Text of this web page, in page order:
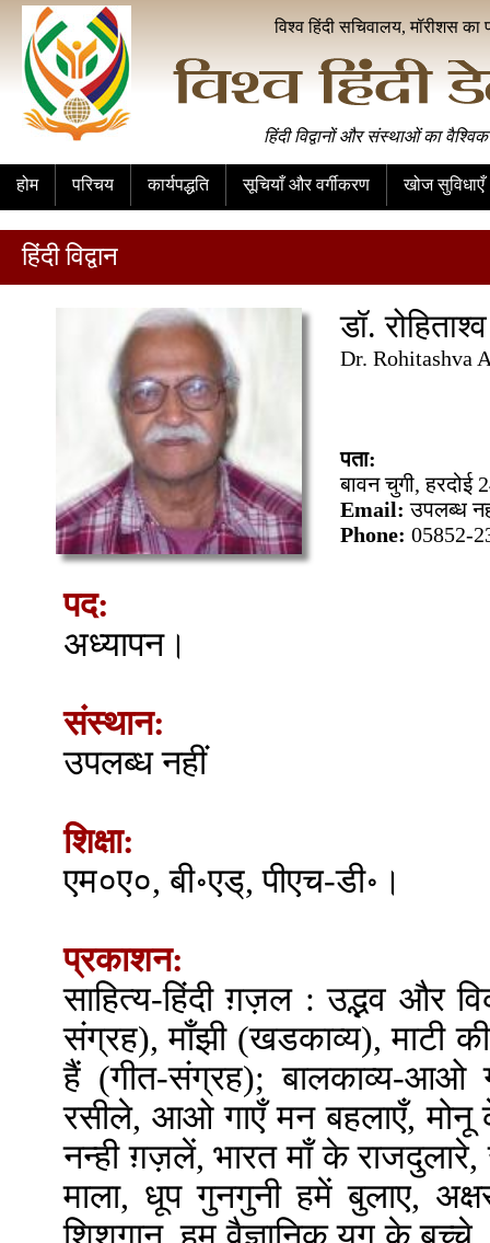
विश्व हिंदी सचिवालय, मॉरीशस का
हिंदी विद्वानों और संस्थाओं का
होम परिचय कार्यपद्धति सूचियाँ और वर्गीकरण खोज सुविधाएँ
हिंदी विद्वान
डॉ.
Dr. Rohitashva
पता:
बावन चुगी,
Email:उपलब्ध
Phone: 05852-
पद:
अध्यापन।
संस्थान:
उपलब्ध नहीं
शिक्षा:
एम०ए०, बी॰एड्, पीएच-डी॰।
प्रकाशन:
साहित्य-हिंदी ग़ज़ल : उद्भव और
संग्रह), माँझी (खडकाव्य), माटी
हैं (गीत-संग्रह); बालकाव्य-आओ
रसीले, आओ गाएँ मन बहलाएँ,
नन्ही ग़ज़लें, भारत माँ के
माला, धूप गुनगुनी हमें बुलाए,